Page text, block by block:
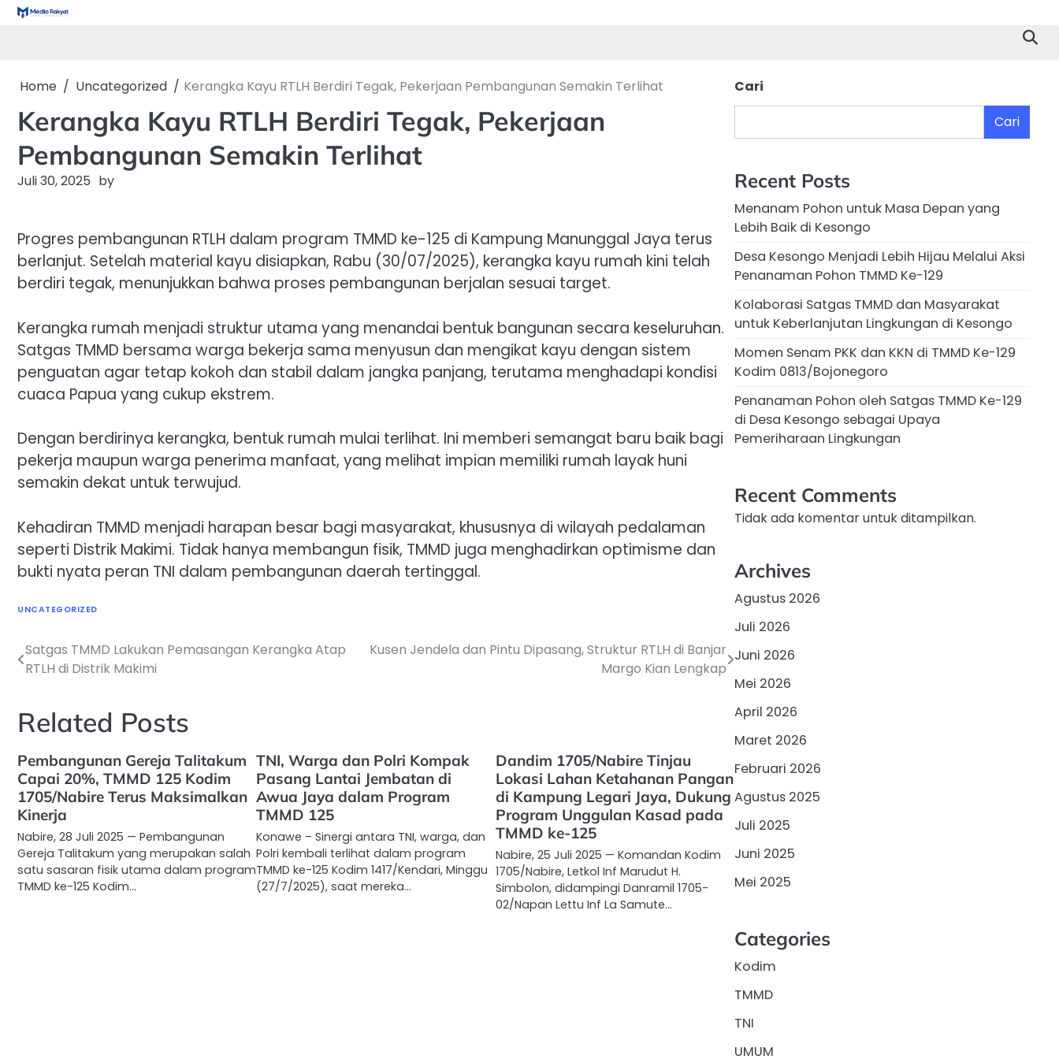
Skip
Home Uncategorized Kerangka Kayu RTLH Berdiri Tegak, Pekerjaan Pembangunan Semakin Terlihat
Kerangka Kayu RTLH Berdiri Tegak, Pekerjaan
Pembangunan Semakin Terlihat
Juli 30, 2025 by
Progres pembangunan RTLH dalam program TMMD ke-125 di Kampung Manunggal Jaya terus
berlanjut. Setelah material kayu disiapkan, Rabu (30/07/2025), kerangka kayu rumah kini telah
berdiri tegak, menunjukkan bahwa proses pembangunan berjalan sesuai target.
Kerangka rumah menjadi struktur utama yang menandai bentuk bangunan secara keseluruhan.
Satgas TMMD bersama warga bekerja sama menyusun dan mengikat kayu dengan sistem
penguatan agar tetap kokoh dan stabil dalam jangka panjang, terutama menghadapi kondisi
cuaca Papua yang cukup ekstrem.
Dengan berdirinya kerangka, bentuk rumah mulai terlihat. Ini memberi semangat baru baik bagi
pekerja maupun warga penerima manfaat, yang melihat impian memiliki rumah layak huni
semakin dekat untuk terwujud.
Kehadiran TMMD menjadi harapan besar bagi masyarakat, khususnya di wilayah pedalaman
seperti Distrik Makimi. Tidak hanya membangun fisik, TMMD juga menghadirkan optimisme dan
bukti nyata peran TNI dalam pembangunan daerah tertinggal.
UNCATEGORIZED
Navigasi
Satgas TMMD Lakukan Pemasangan Kerangka Atap
RTLH di Distrik Makimi
Kusen Jendela dan Pintu Dipasang, Struktur RTLH di Banjar
Margo Kian Lengkap
Related Posts
Pembangunan Gereja Talitakum
Capai 20%, TMMD 125 Kodim
1705/Nabire Terus Maksimalkan
Kinerja
Nabire, 28 Juli 2025 — Pembangunan
Gereja Talitakum yang merupakan salah
satu sasaran fisik utama dalam program
TMMD ke-125 Kodim…
TNI, Warga dan Polri Kompak
Pasang Lantai Jembatan di
Awua Jaya dalam Program
TMMD 125
Konawe – Sinergi antara TNI, warga, dan
Polri kembali terlihat dalam program
TMMD ke-125 Kodim 1417/Kendari, Minggu
(27/7/2025), saat mereka…
Dandim 1705/Nabire Tinjau
Lokasi Lahan Ketahanan Pangan
di Kampung Legari Jaya, Dukung
Program Unggulan Kasad pada
TMMD ke-125
Nabire, 25 Juli 2025 — Komandan Kodim
1705/Nabire, Letkol Inf Marudut H.
Simbolon, didampingi Danramil 1705-
02/Napan Lettu Inf La Samute…
Cari
Cari
Recent Posts
Menanam Pohon untuk Masa Depan yang
Lebih Baik di Kesongo
Desa Kesongo Menjadi Lebih Hijau Melalui Aksi
Penanaman Pohon TMMD Ke-129
Kolaborasi Satgas TMMD dan Masyarakat
untuk Keberlanjutan Lingkungan di Kesongo
Momen Senam PKK dan KKN di TMMD Ke-129
Kodim 0813/Bojonegoro
Penanaman Pohon oleh Satgas TMMD Ke-129
di Desa Kesongo sebagai Upaya
Pemeriharaan Lingkungan
Recent Comments
Tidak ada komentar untuk ditampilkan.
Archives
Agustus 2026
Juli 2026
Juni 2026
Mei 2026
April 2026
Maret 2026
Februari 2026
Agustus 2025
Juli 2025
Juni 2025
Mei 2025
Categories
Kodim
TMMD
TNI
UMUM